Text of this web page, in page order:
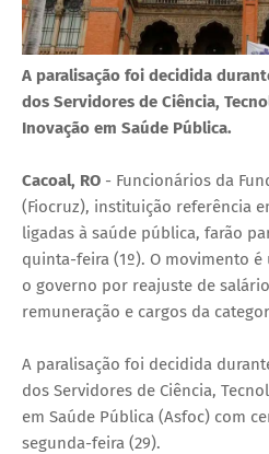
A paralisação foi decidida
dos Servidores de Ciência,
Inovação em Saúde Pública.
Cacoal, RO - Funcionários da
(Fiocruz), instituição referência
ligadas à saúde pública, farão
quinta-feira (1º). O movimento
o governo por reajuste de
remuneração e cargos da
A paralisação foi decidida
dos Servidores de Ciência,
em Saúde Pública (Asfoc) com
segunda-feira (29).